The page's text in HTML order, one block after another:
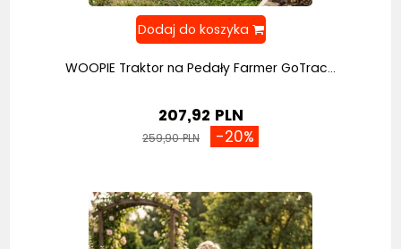
WOOPIE Traktor na Pedały Farmer GoTrac...
207,92 PLN
259,90 PLN -20%